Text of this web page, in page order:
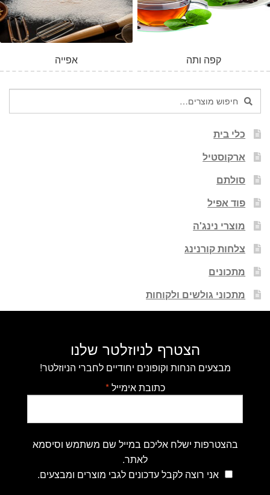
אפייה קפה ותה
חיפוש
עבור:
חיפוש
כלי בית
ארקוסטיל
סולתם
פוד אפיל
מוצרי נינג'ה
צלחות קורנינג
מתכונים
מתכוני גולשים ולקוחות
הצטרף לניוזלטר שלנו
מבצעים הנחות וקופונים יחודיים לחברי הניוזלטר!
כתובת אימייל*
בהצטרפות ישלח אליכם במייל שם משתמש וסיסמא
לאתר.
אני רוצה לקבל עדכונים לגבי מוצרים ומבצעים.